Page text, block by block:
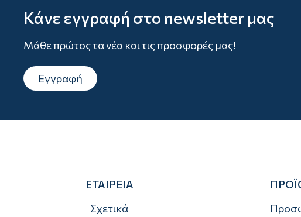
Κάνε εγγραφή στο newsletter μας
Μάθε πρώτος τα νέα και τις προσφορές μας!
Εγγραφή
ΕΤΑΙΡΕΙΑ
Σχετικά